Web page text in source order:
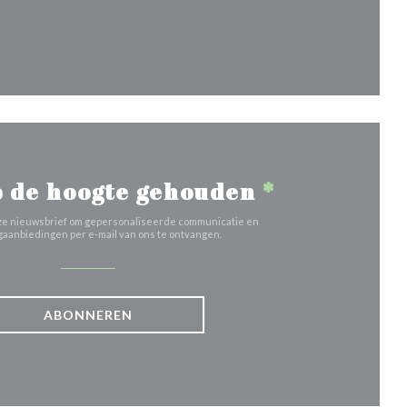
venster))
de hoogte gehouden *
nieuwsbrief om gepersonaliseerde communicatie en
per e-mail van ons te ontvangen.
ABONNEREN